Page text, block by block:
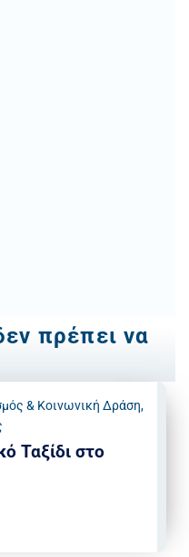
πρέπει να
& Κοινωνική Δράση,
Ταξίδι στο